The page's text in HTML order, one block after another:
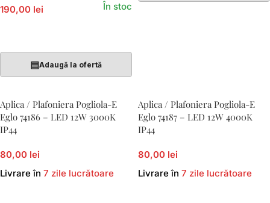
190,00 lei În stoc
▤Adaugă la ofertă
Aplica / Plafoniera Pogliola-E
Eglo 74186 – LED 12W 3000K
IP44
80,00 lei
Livrare în 7 zile lucrătoare
Aplica / Plafoniera Pogliola-E
Eglo 74187 – LED 12W 4000K
IP44
80,00 lei
Livrare în 7 zile lucrătoare